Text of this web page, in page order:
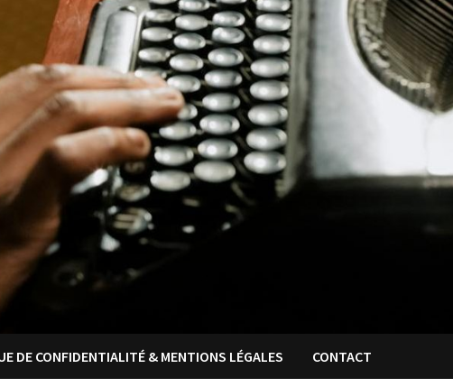
DE CONFIDENTIALITÉ & MENTIONS LÉGALES CONTACT